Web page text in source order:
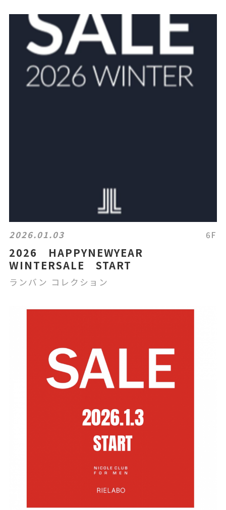
2026.01.03 6F
2026 HAPPYNEWYEAR
WINTERSALE START
ランバン コレクション